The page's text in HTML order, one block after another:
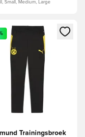
Small, Medium, Large
je aan te melden als
een venster om in te
Trainingsbroek